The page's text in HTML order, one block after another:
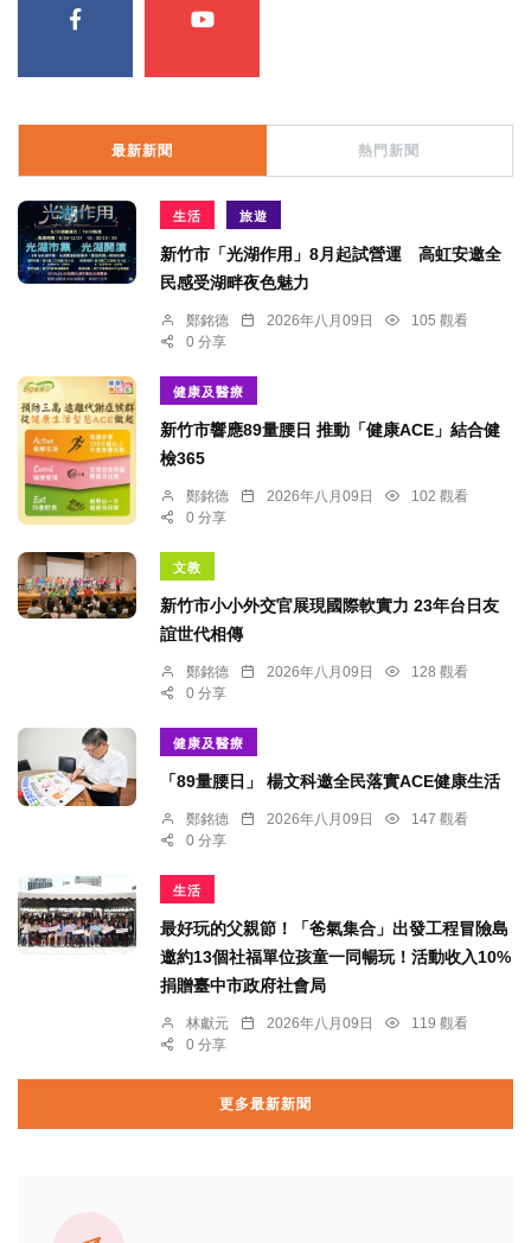
最新新聞 熱門新聞
生活 旅遊
新竹市「光湖作用」8月起試營運 高虹安邀全
民感受湖畔夜色魅力
鄭銘德 2026年八月09日
105 觀看
0 分享
健康及醫療
新竹市響應89量腰日 推動「健康ACE」結合健
檢365
鄭銘德 2026年八月09日
102 觀看
0 分享
文教
新竹市小小外交官展現國際軟實力 23年台日友
誼世代相傳
鄭銘德 2026年八月09日
128 觀看
0 分享
健康及醫療
「89量腰日」 楊文科邀全民落實ACE健康生活
鄭銘德 2026年八月09日
147 觀看
0 分享
生活
最好玩的父親節！「爸氣集合」出發工程冒險島
邀約13個社福單位孩童一同暢玩！活動收入10%
捐贈臺中市政府社會局
林獻元 2026年八月09日
119 觀看
0 分享
更多最新新聞